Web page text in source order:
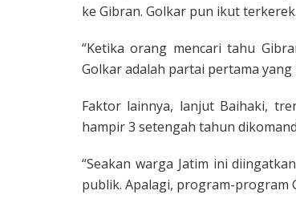
ke Gibran. Golkar pun ikut terkerek.
“Ketika orang mencari tahu
Golkar adalah partai pertama
Faktor lainnya, lanjut Baihaki,
hampir 3 setengah tahun
“Seakan warga Jatim ini
publik. Apalagi, program-program